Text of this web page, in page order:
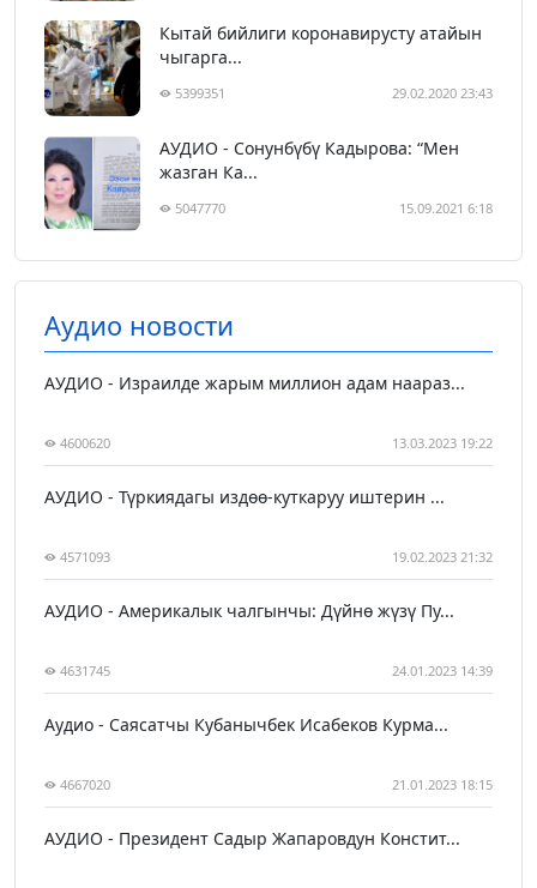
Кытай бийлиги коронавирусту атайын
чыгарга...
5399351 29.02.2020 23:43
АУДИО - Сонунбүбү Кадырова: “Мен
жазган Ка...
5047770 15.09.2021 6:18
Аудио новости
АУДИО - Израилде жарым миллион адам наараз...
4600620 13.03.2023 19:22
АУДИО - Түркиядагы издөө-куткаруу иштерин ...
4571093 19.02.2023 21:32
АУДИО - Америкалык чалгынчы: Дүйнө жүзү Пу...
4631745 24.01.2023 14:39
Аудио - Саясатчы Кубанычбек Исабеков Курма...
4667020 21.01.2023 18:15
АУДИО - Президент Садыр Жапаровдун Констит...